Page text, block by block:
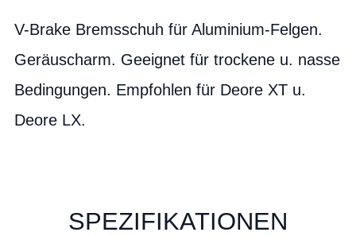
V-Brake Bremsschuh für Aluminium-Felgen.
Geräuscharm. Geeignet für trockene u. nasse
Bedingungen. Empfohlen für Deore XT u.
Deore LX.
SPEZIFIKATIONEN